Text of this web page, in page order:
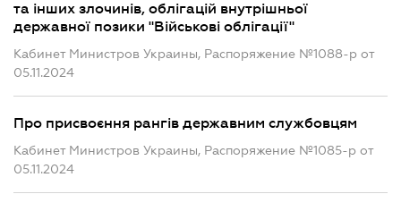
та інших злочинів, облігацій внутрішньої
державної позики "Військові облігації"
Кабинет Министров Украины, Распоряжение №1088-р от
05.11.2024
Про присвоєння рангів державним службовцям
Кабинет Министров Украины, Распоряжение №1085-р от
05.11.2024